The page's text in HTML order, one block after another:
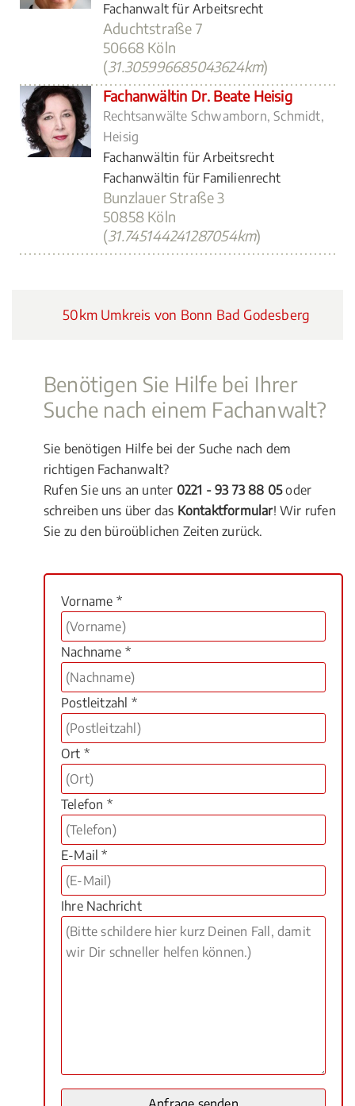
Fachanwalt für Arbeitsrecht
Aduchtstraße 7
50668 Köln
(31.305996685043624km)
Fachanwältin Dr. Beate Heisig
Rechtsanwälte Schwamborn, Schmidt,
Heisig
Fachanwältin für Arbeitsrecht
Fachanwältin für Familienrecht
Bunzlauer Straße 3
50858 Köln
(31.745144241287054km)
50km Umkreis von Bonn Bad Godesberg
Benötigen Sie Hilfe bei Ihrer
Suche nach einem Fachanwalt?
Sie benötigen Hilfe bei der Suche nach dem
richtigen Fachanwalt?
Rufen Sie uns an unter 0221 - 93 73 88 05oder
schreiben uns über das Kontaktformular! Wir rufen
Sie zu den büroüblichen Zeiten zurück.
Vorname *
Nachname *
Postleitzahl *
Ort *
Telefon *
E-Mail *
Ihre Nachricht